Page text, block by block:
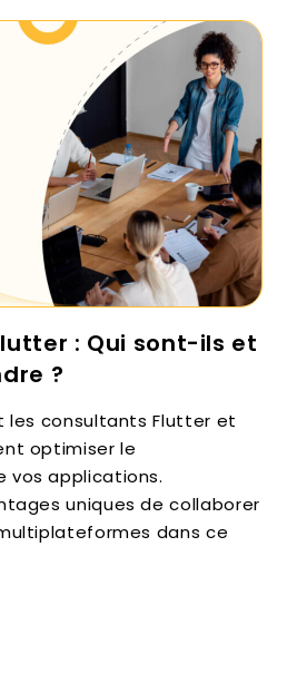
: Qui sont-ils et
?
les consultants Flutter et
optimiser le
vos applications.
uniques de collaborer
dans ce